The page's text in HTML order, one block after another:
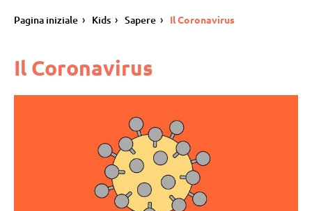
Pagina iniziale Kids Sapere Il Coronavirus
Il Coronavirus